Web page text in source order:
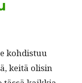
kohdis­tuu
keitä olisin